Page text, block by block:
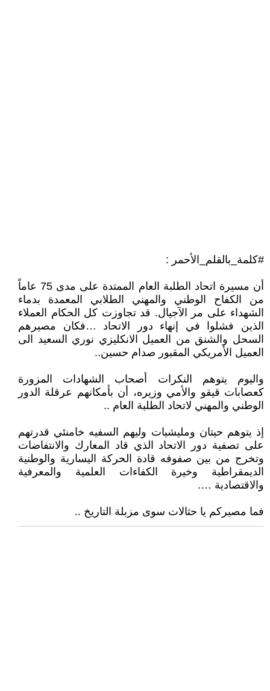
#كلمة_بالقلم_الأحمر :
أن مسيرة اتحاد الطلبة العام الممتدة على مدى 75 عاماً
من الكفاح الوطني والمهني الطلابي المعمدة بدماء
الشهداء على مر الآجيال. قد تجاوزت كل الحكام العملاء
الذين فشلوا في إنهاء دور الاتحاد …فكان مصيرهم
السحل والشنق من العميل الانكليزي نوري السعيد الى
العميل الأمريكي المقبور صدام حسين..
واليوم يتوهم النكرات أصحاب الشهادات المزورة
كعصابات قيقو والأمي وزيره، أن بأمكانهم عرقلة الدور
الوطني والمهني لاتحاد الطلبة العام ..
إذ يتوهم حيتان ومليشيات وليهم السفيه خامنئي قدرتهم
على تصفية دور الاتحاد الذي قاد المعارك والانتفاضات
وتخرج من بين صفوفه قادة الحركة اليسارية والوطنية
الديمقراطية وخيرة الكفاءات العلمية والمعرفية
والاقتصادية ….
فما مصيركم يا حثالات سوى مزبلة التاريخ ..